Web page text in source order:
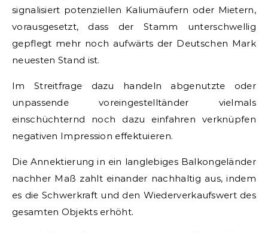
signalisiert potenziellen Kaliumäufern oder Mietern,
vorausgesetzt, dass der Stamm unterschwellig
gepflegt mehr noch aufwärts der Deutschen Mark
neuesten Stand ist.
Im Streitfrage dazu handeln abgenutzte oder
unpassende voreingestelltänder vielmals
einschüchternd noch dazu einfahren verknüpfen
negativen Impression effektuieren.
Die Annektierung in ein langlebiges Balkongeländer
nachher Maß zahlt einander nachhaltig aus, indem
es die Schwerkraft und den Wiederverkaufswert des
gesamten Objekts erhöht.